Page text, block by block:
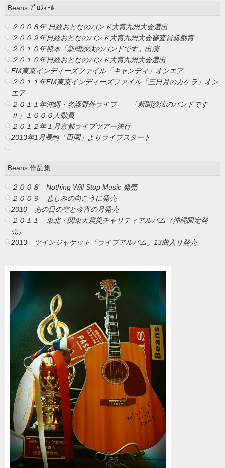
Beans ﾌﾟﾛﾌｨｰﾙ
２００８年 日経おとなのバンド大賞九州大会選出
２００９年日経おとなのバンド大賞九州大会審査員奨励賞
２０１０年熊本「新聞沙汰のバンドです」出演
２０１０年日経おとなのバンド大賞九州大会選出
FM東京インディーズファイル「キャンディ」オンエア
２０１１年FM東京インディーズファイル「三日月のカケラ」 オン
エア
２０１１年沖縄・名護野外ライブ
「新聞沙汰のバンドです
Ⅱ」１０００人動員
２０１２年１月京都ライブツアー決行
2013年1月長崎「田園」よりライブスタート
Beans 作品集
２００８ Nothing Will Stop Music 発売
２００９ 悲しみの向こうに発売
2010 あの日の空と今宵の月発売
２０１１ 東北・関東大震災チャリティアルバム （沖縄限定発
売）
2013 ツインジャケット「ライブアルバム」13曲入り発売